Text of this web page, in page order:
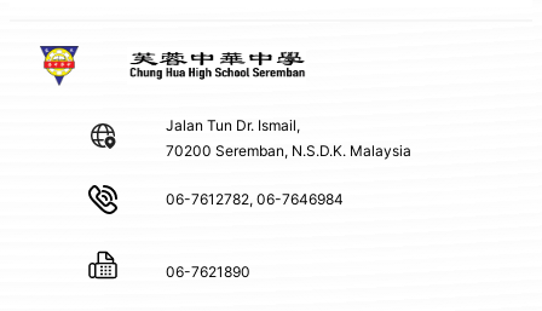
Jalan Tun Dr. Ismail,
70200 Seremban, N.S.D.K. Malaysia
06-7612782, 06-7646984
06-7621890